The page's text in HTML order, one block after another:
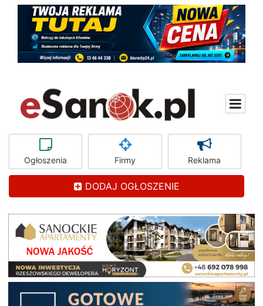
Ogłoszenia Firmy Reklama
DODAJ OGŁOSZENIE